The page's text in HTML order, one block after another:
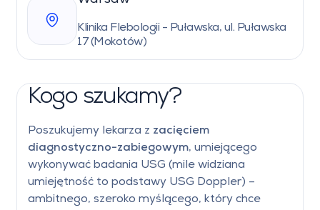
Klinika Flebologii - Puławska, ul. Puławska
17 (Mokotów)
Kogo szukamy?
Poszukujemy lekarza z zacięciem
diagnostyczno-zabiegowym, umiejącego
wykonywać badania USG (mile widziana
umiejętność to podstawy USG Doppler) –
ambitnego, szeroko myślącego, który chce